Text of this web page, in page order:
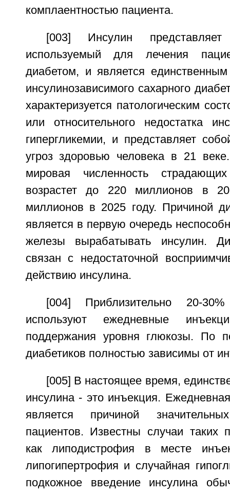
комплаентностью пациента.
[003] Инсулин
используемый для лечения
диабетом, и является
инсулинозависимого сахарного
характеризуется патологическим
или относительного недостатка
гипергликемии, и представляет
угроз здоровью человека в 21
мировая численность
возрастет до 220 миллионов в
миллионов в 2025 году. Причиной
является в первую очередь
железы вырабатывать инсулин.
связан с недостаточной
действию инсулина.
[004] Приблизительно 20-
используют ежедневные
поддержания уровня глюкозы. По
диабетиков полностью зависимы от
[005] В настоящее время,
инсулина - это инъекция.
является причиной
пациентов. Известны случаи таких
как липодистрофия в месте
липогипертрофия и случайная
подкожное введение инсулина